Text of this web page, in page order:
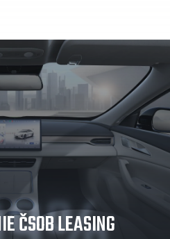
ČSOB LEASING